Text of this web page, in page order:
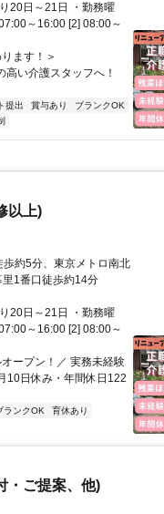
20日～21日 ・勤務曜
～16:00 [2] 08:00～
ます！＞
い介護スタッフへ！
提出 賞与あり
ブランクOK
以上)
約5分、東京メトロ南北
1番口徒歩約14分
20日～21日 ・勤務曜
～16:00 [2] 08:00～
ープン！／ 実務未経験
10日休み・年間休日122
ランクOK
育休あり
・ご提案、他)